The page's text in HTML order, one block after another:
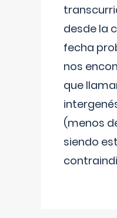
desde la
fecha
nos
que
(menos
siendo